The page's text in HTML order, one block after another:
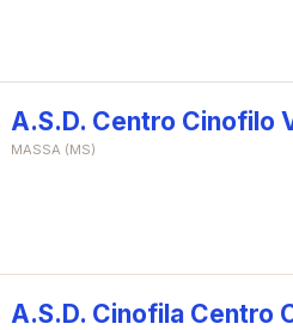
A.S.D. Centro Cinofilo
MASSA (MS)
A.S.D. Cinofila Centro